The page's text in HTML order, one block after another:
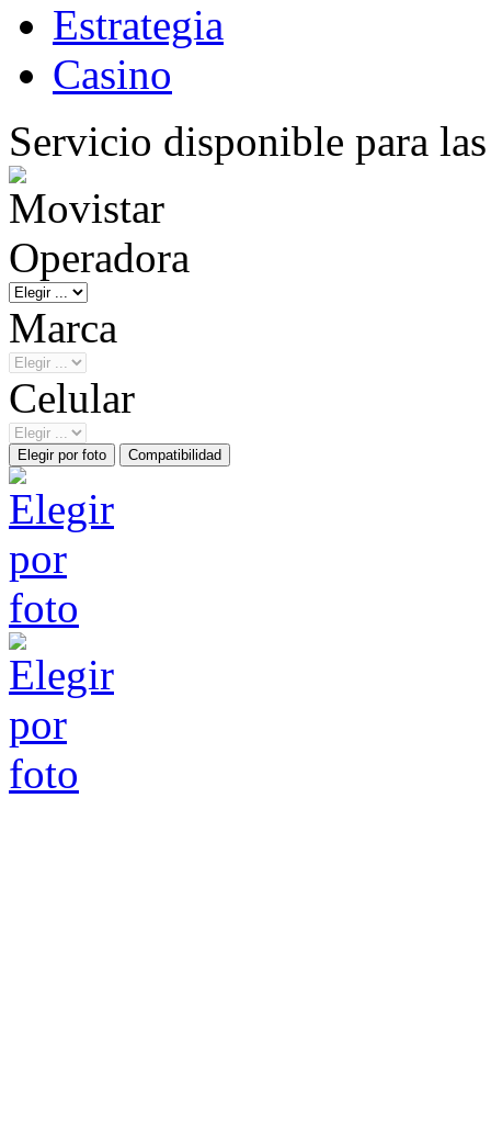
Estrategia
Casino
Servicio disponible para
Operadora
Marca
Celular